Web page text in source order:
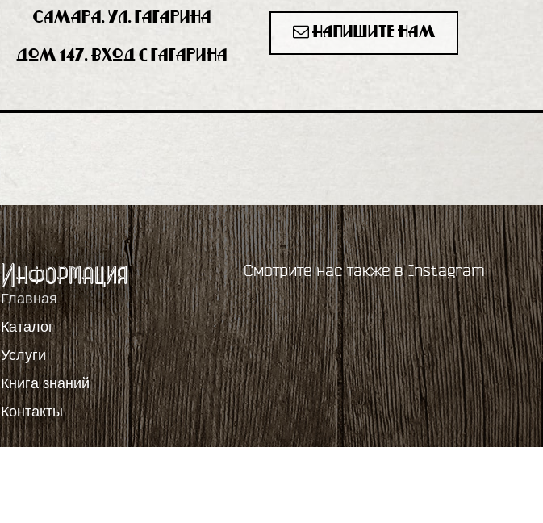
Самара, ул. Гагарина
дом 147, вход с Гагарина
Напишите нам
Информация
Главная
Каталог
Услуги
Книга знаний
Контакты
Смотрите нас также в Instagram